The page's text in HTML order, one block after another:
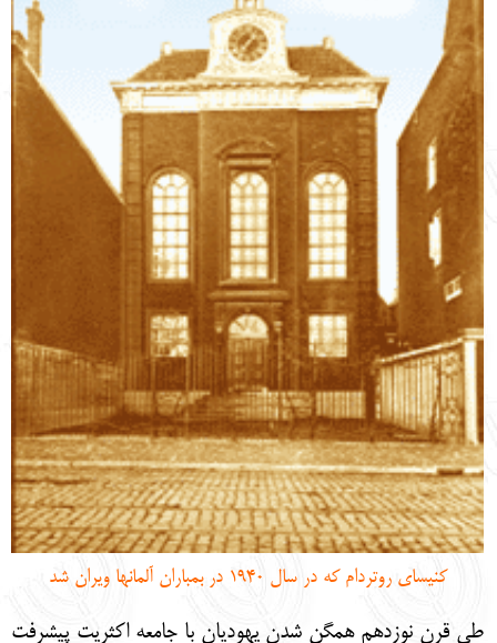
كنيساي روتردام كه در سال 1940 در بمباران آلمانها ويران شد
طي قرن نوزدهم همگن شدن يهوديان با جامعه اكثريت پيشرفت